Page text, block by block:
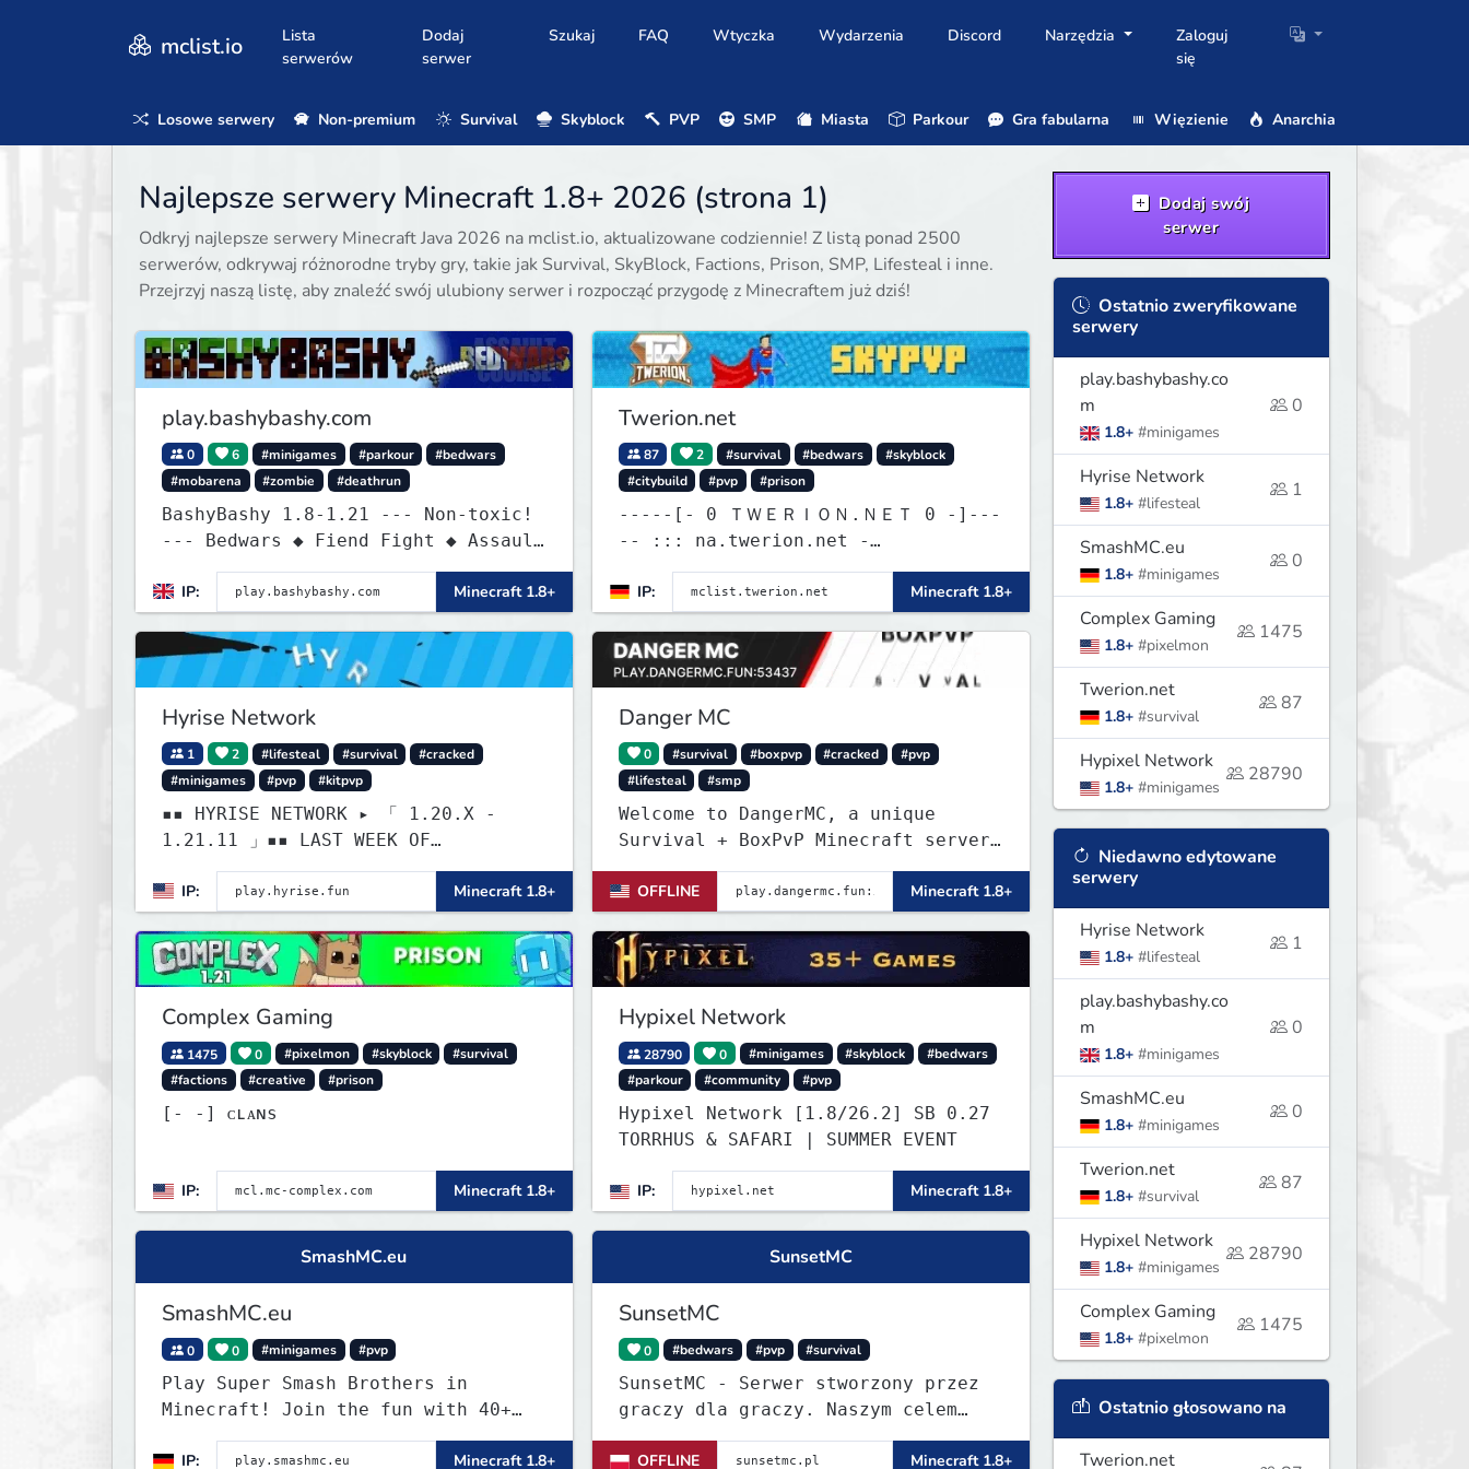
mclist.io
Lista
serwerów
Dodaj
serwer
Szukaj FAQ Wtyczka Wydarzenia Discord Narzędzia
Zaloguj
się
Losowe serwery Non-premium Survival Skyblock PVP SMP Miasta Parkour Gra fabularna Więzienie Anarchia
Najlepsze serwery Minecraft 1.8+ 2026 (strona 1)
Odkryj najlepsze serwery Minecraft Java 2026 na mclist.io, aktualizowane codziennie! Z listą ponad 2500
serwerów, odkrywaj różnorodne tryby gry, takie jak Survival, SkyBlock, Factions, Prison, SMP, Lifesteal i inne.
Przejrzyj naszą listę, aby znaleźć swój ulubiony serwer i rozpocząć przygodę z Minecraftem już dziś!
play.bashybashy.com
0 6 #minigames #parkour
#bedwars
#mobarena
#zombie #deathrun
BashyBashy 1.8-1.21 --- Non-toxic!
--- Bedwars ◆ Fiend Fight ◆ Assault
IP:
Minecraft 1.8+
Twerion.net
87 2 #survival #bedwars
#skyblock
#citybuild
#pvp #prison
-----[- 0 ＴＷＥＲＩＯＮ.ＮＥＴ 0 -]---
-- ::: na.twerion.net -
IP:
Minecraft 1.8+
Hyrise Network
1 2 #lifesteal #survival
#cracked
#minigames
#pvp #kitpvp
▪▪ HYRISE NETWORK ▸ 「 1.20.X -
1.21.11 」▪▪ LAST WEEK OF
LIFESTEAL! ┃ discord.gg/hyrise
IP:
Minecraft 1.8+
Danger MC
0 #survival #boxpvp #cracked
#pvp
#lifesteal
#smp
Welcome to DangerMC, a unique
Survival + BoxPvP Minecraft server
for Java and Bedrock (PE) players.
OFFLINE
Minecraft 1.8+
Complex Gaming
1475 0 #pixelmon #skyblock
#survival
#factions
#creative #prison
[‐ ‐] ᴄʟᴀɴs
IP: Minecraft 1.8+
Hypixel Network
28790 0 #minigames #skyblock
#bedwars
#parkour
#community #pvp
Hypixel Network [1.8/26.2] SB 0.27
TORRHUS & SAFARI | SUMMER EVENT
IP: Minecraft 1.8+
SmashMC.eu
SmashMC.eu
0 0 #minigames #pvp
Play Super Smash Brothers in
Minecraft! Join the fun with 40+
unique characters and insane items!
IP:
Minecraft 1.8+
SunsetMC
SunsetMC
0 #bedwars #pvp #survival
SunsetMC - Serwer stworzony przez
graczy dla graczy. Naszym celem
jest ciągłe ulepszanie rozgrywki i
budowanie zgranej społeczności.
OFFLINE Minecraft 1.8+
Dodaj swój
serwer
Ostatnio zweryfikowane
serwery
play.bashybashy.co
m
1.8+ #minigames
0
Hyrise Network
1.8+ #lifesteal
1
SmashMC.eu
1.8+ #minigames
0
Complex Gaming
1.8+ #pixelmon
1475
Twerion.net
1.8+ #survival
87
Hypixel Network
1.8+ #minigames
28790
Niedawno edytowane
serwery
Hyrise Network
1.8+ #lifesteal
1
play.bashybashy.co
m
1.8+ #minigames
0
SmashMC.eu
1.8+ #minigames
0
Twerion.net
1.8+ #survival
87
Hypixel Network
1.8+ #minigames
28790
Complex Gaming
1.8+ #pixelmon
1475
Ostatnio głosowano na
Twerion.net